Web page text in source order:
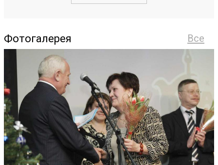
Все
Фотогалерея